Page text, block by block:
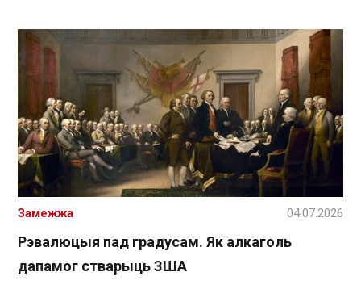
Рэвалюцыя пад градусам. Як алкаголь
дапамог стварыць ЗША
Замежжа 04.07.2026